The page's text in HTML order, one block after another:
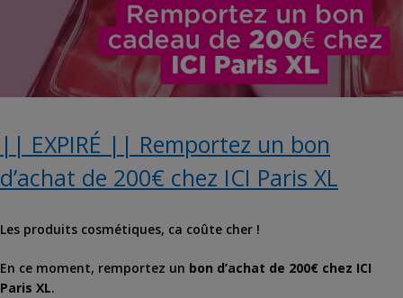
|| EXPIRÉ || Remportez un bon
d’achat de 200€ chez ICI Paris XL
Les produits cosmétiques, ca coûte cher !
En ce moment, remportez un bon d’achat de 200€ chez ICI
Paris XL.